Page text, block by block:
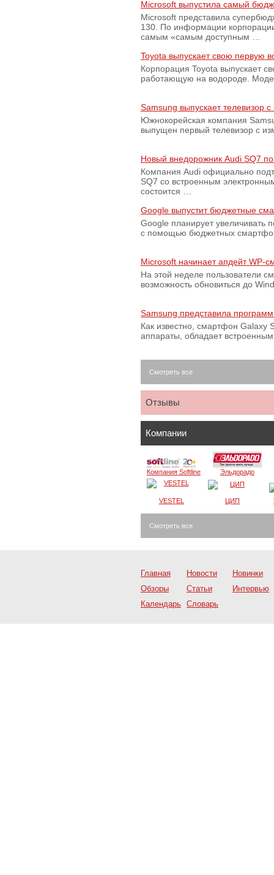
Microsoft выпустила самый
Microsoft представила
130. По информации
самым «самым доступным …
Toyota выпускает свою первую
Корпорация Toyota выпускает
работающую на водороде.
Samsung выпускает телевизор
Южнокорейская компания
выпущен первый телевизор с
Новый внедорожник Audi SQ7
Компания Audi официально
SQ7 со встроенным
состоится …
Google выпустит бюджетные
Google планирует увеличивать
с помощью бюджетных
Microsoft начинает апдейт WP-
На этой неделе пользователи
возможность обновиться до
Samsung представила
Как известно, смартфон Galaxy
аппараты, обладает
Смотреть все
Отзывы
Компании
Компания Softline Эльдорадо
VESTEL ЦИП
Смотреть все
Главная Новости
Новинки
Обзоры
Статьи
Интервью
Календарь Словарь